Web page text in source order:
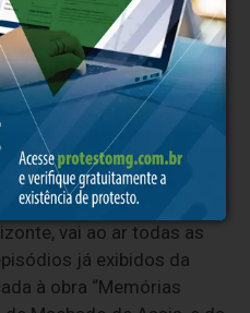
personagens marcados
locais em histórias
de diferentes
apresentado por
vai ao ar todas as
já exibidos da
à obra “Memórias